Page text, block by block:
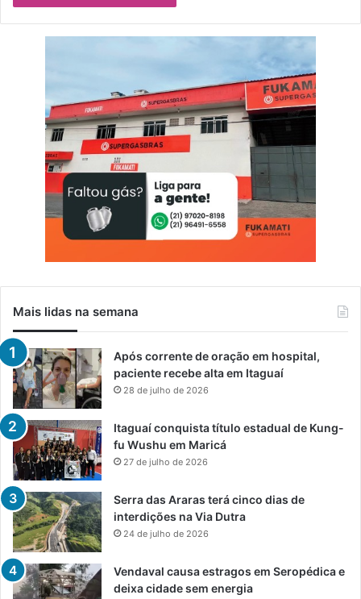
Mais lidas na semana
Após corrente de oração em hospital,
paciente recebe alta em Itaguaí
28 de julho de 2026
Itaguaí conquista título estadual de Kung-
fu Wushu em Maricá
27 de julho de 2026
Serra das Araras terá cinco dias de
interdições na Via Dutra
24 de julho de 2026
Vendaval causa estragos em Seropédica e
deixa cidade sem energia